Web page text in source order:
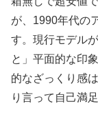
が、1990年代の
す。現行モデル
と」平面的な印
的なざっくり感
り言って自己満